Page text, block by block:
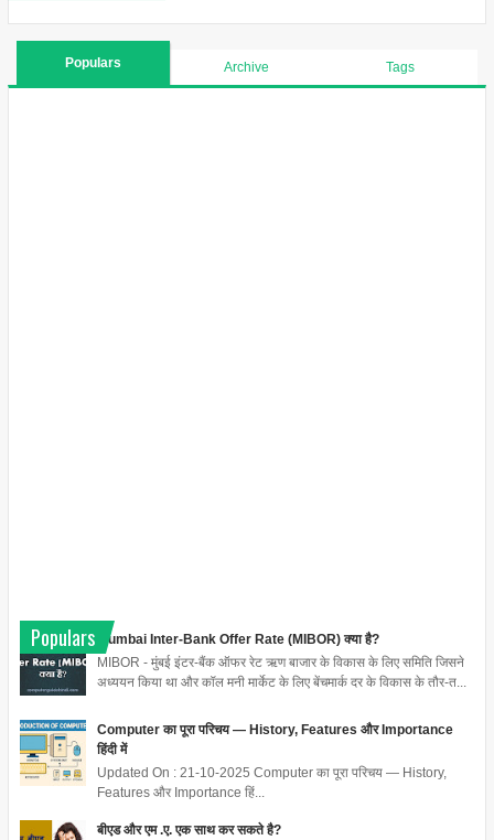
Populars Archive Tags
Populars
Mumbai Inter-Bank Offer Rate (MIBOR) क्या है?
MIBOR - मुंबई इंटर-बैंक ऑफर रेट ऋण बाजार के विकास के लिए समिति जिसने
अध्ययन किया था और कॉल मनी मार्केट के लिए बेंचमार्क दर के विकास के तौर-त...
Computer का पूरा परिचय — History, Features और Importance
हिंदी में
Updated On : 21-10-2025 Computer का पूरा परिचय — History,
Features और Importance हिं...
बीएड और एम .ए. एक साथ कर सकते है?